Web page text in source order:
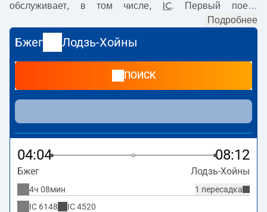
обслуживает, в том числе,
IC. Первый поезд
поезд до Лодзь-Хойны отправляется в 19:48. По
маршруту
Бжег–Лодзь-Хойны
поезда:TLK- предлагают более низкую цену билета и,
как правило, более долгое время в пути. Поезд
заканчивает маршрут на станции Лодзь-Хойны.
Подробнее
Бжег Лодзь-Хойны
ПОИСК
04:04 08:12
Бжег Лодзь-Хойны
1 пересадка
4ч 08мин
IC 6148 IC4520